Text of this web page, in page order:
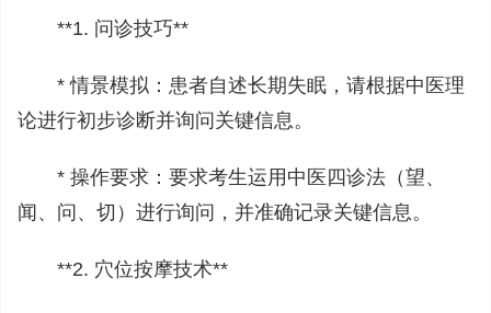
**1. 问诊技巧**
* 情景模拟：患者自述长期失眠，请根据中医理
论进行初步诊断并询问关键信息。
* 操作要求：要求考生运用中医四诊法（望、
闻、问、切）进行询问，并准确记录关键信息。
**2. 穴位按摩技术**